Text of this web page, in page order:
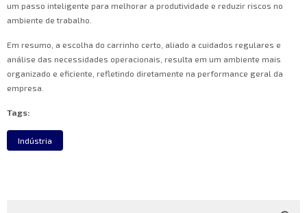
um passo inteligente para melhorar a produtividade e reduzir riscos no
ambiente de trabalho.
Em resumo, a escolha do carrinho certo, aliado a cuidados regulares e
análise das necessidades operacionais, resulta em um ambiente mais
organizado e eficiente, refletindo diretamente na performance geral da
empresa.
Tags:
Indústria